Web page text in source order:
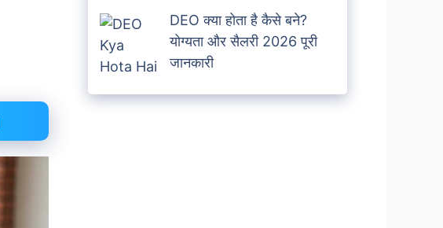
DEO क्या होता है कैसे बने?
योग्यता और सैलरी 2026 पूरी
जानकारी